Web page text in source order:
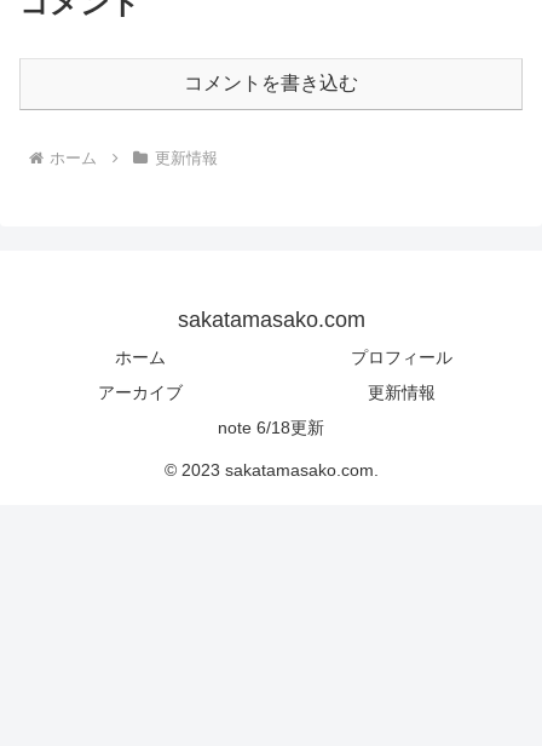
コメントを書き込む
ホーム 更新情報
sakatamasako.com
ホーム
プロフィール
アーカイブ
更新情報
note 6/18更新
© 2023 sakatamasako.com.